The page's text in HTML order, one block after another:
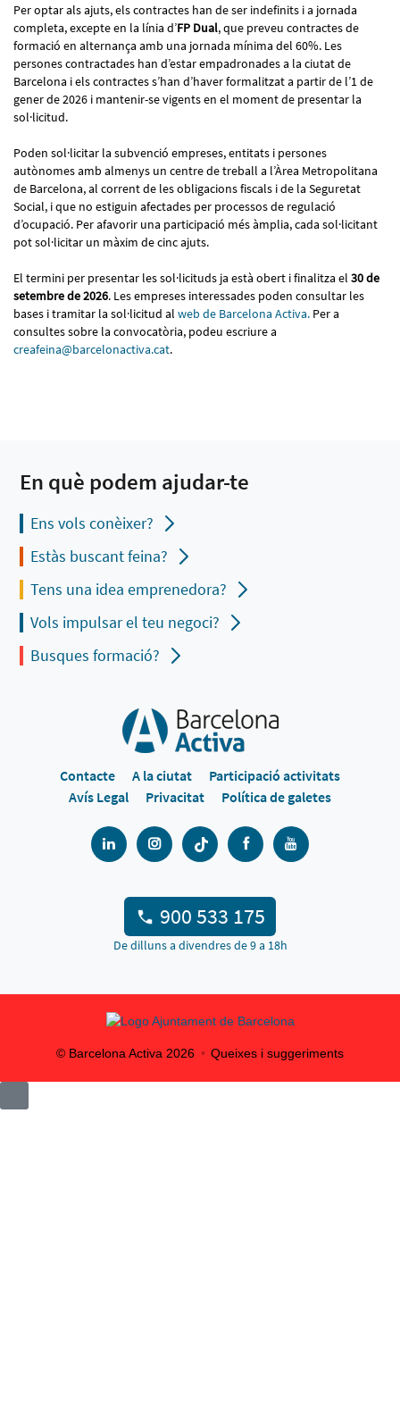
Per optar als ajuts, els contractes han de ser indefinits i a jornada
completa, excepte en la línia d’FP Dual, que preveu contractes de
formació en alternança amb una jornada mínima del 60%. Les
persones contractades han d’estar empadronades a la ciutat de
Barcelona i els contractes s’han d’haver formalitzat a partir de l’1 de
gener de 2026 i mantenir-se vigents en el moment de presentar la
sol·licitud.
Poden sol·licitar la subvenció empreses, entitats i persones
autònomes amb almenys un centre de treball a l’Àrea Metropolitana
de Barcelona, al corrent de les obligacions fiscals i de la Seguretat
Social, i que no estiguin afectades per processos de regulació
d’ocupació. Per afavorir una participació més àmplia, cada sol·licitant
pot sol·licitar un màxim de cinc ajuts.
El termini per presentar les sol·licituds ja està obert i finalitza el 30 de
setembre de 2026. Les empreses interessades poden consultar les
bases i tramitar la sol·licitud al web de Barcelona Activa. Per a
consultes sobre la convocatòria, podeu escriure a
creafeina@barcelonactiva.cat.
En què podem ajudar-te
Ens vols conèixer?
Estàs buscant feina?
Tens una idea emprenedora?
Vols impulsar el teu negoci?
Busques formació?
Contacte A la ciutat
Participació activitats
Avís Legal
Privacitat Política de galetes
900 533 175
De dilluns a divendres de 9 a 18h
© Barcelona Activa 2026 Queixes i suggeriments